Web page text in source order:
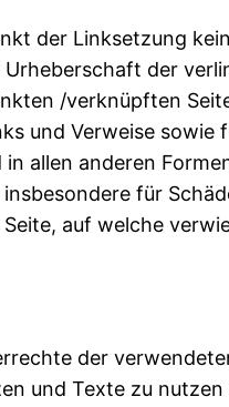
der Linksetzung
der
/verknüpften
und Verweise
allen anderen
für
auf welche
der
und Texte zu